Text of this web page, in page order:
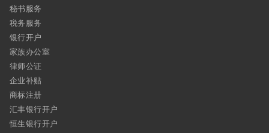
秘书服务
税务服务
银行开户
家族办公室
律师公证
企业补贴
商标注册
汇丰银行开户
恒生银行开户